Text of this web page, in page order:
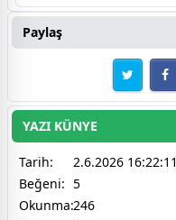
Paylaş
YAZI KÜNYE
Tarih:
2.6.2026 16:22:11
Beğeni: 5
Okunma:246